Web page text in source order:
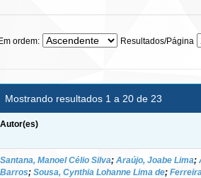
Em ordem: Resultados/Página
Mostrando resultados 1 a 20 de 23
Autor(es)
Santana, Manoel Célio Silva; Araújo, Joabe Lima;
Barros; Sousa, Cynthia Lohanne Lima de;